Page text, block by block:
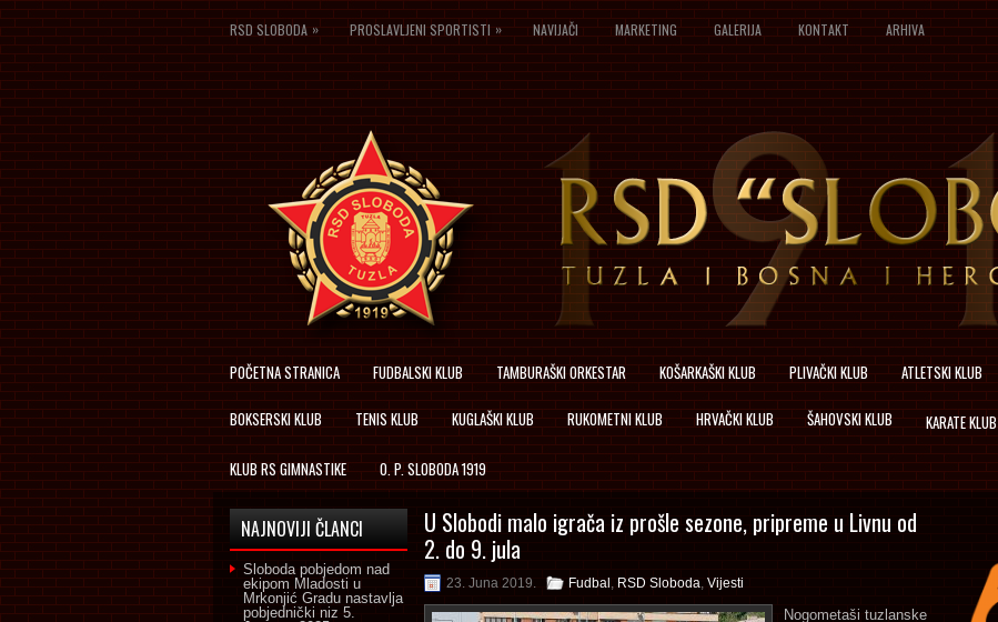
RSD SLOBODA » PROSLAVLJENI SPORTISTI » NAVIJAČI MARKETING GALERIJA KONTAKT ARHIVA
POČETNA STRANICA FUDBALSKI KLUB TAMBURAŠKI ORKESTAR KOŠARKAŠKI KLUB PLIVAČKI KLUB ATLETSKI KLUB
BOKSERSKI KLUB TENIS KLUB KUGLAŠKI KLUB RUKOMETNI KLUB HRVAČKI KLUB ŠAHOVSKI KLUB KARATE KLUB
KLUB RS GIMNASTIKE O. P. SLOBODA 1919
U Slobodi malo igrača iz prošle sezone, pripreme u Livnu od
2. do 9. jula
23. Juna 2019. Fudbal , RSD Sloboda, Vijesti
Nogometaši tuzlanske
NAJNOVIJI ČLANCI
Sloboda pobjedom nad
ekipom Mladosti u
Mrkonjić Gradu nastavlja
pobjednički niz 5.